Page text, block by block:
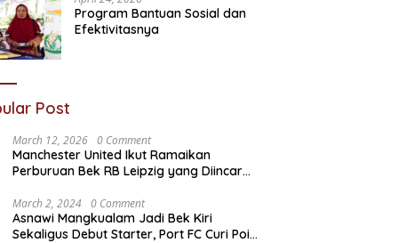
Program Bantuan Sosial dan
Efektivitasnya
Post
March 12, 2026 0 Comment
Manchester United Ikut Ramaikan
Perburuan Bek RB Leipzig yang Diincar
March 2, 2024 0 Comment
Asnawi Mangkualam Jadi Bek Kiri
Sekaligus Debut Starter, Port FC Curi Poin